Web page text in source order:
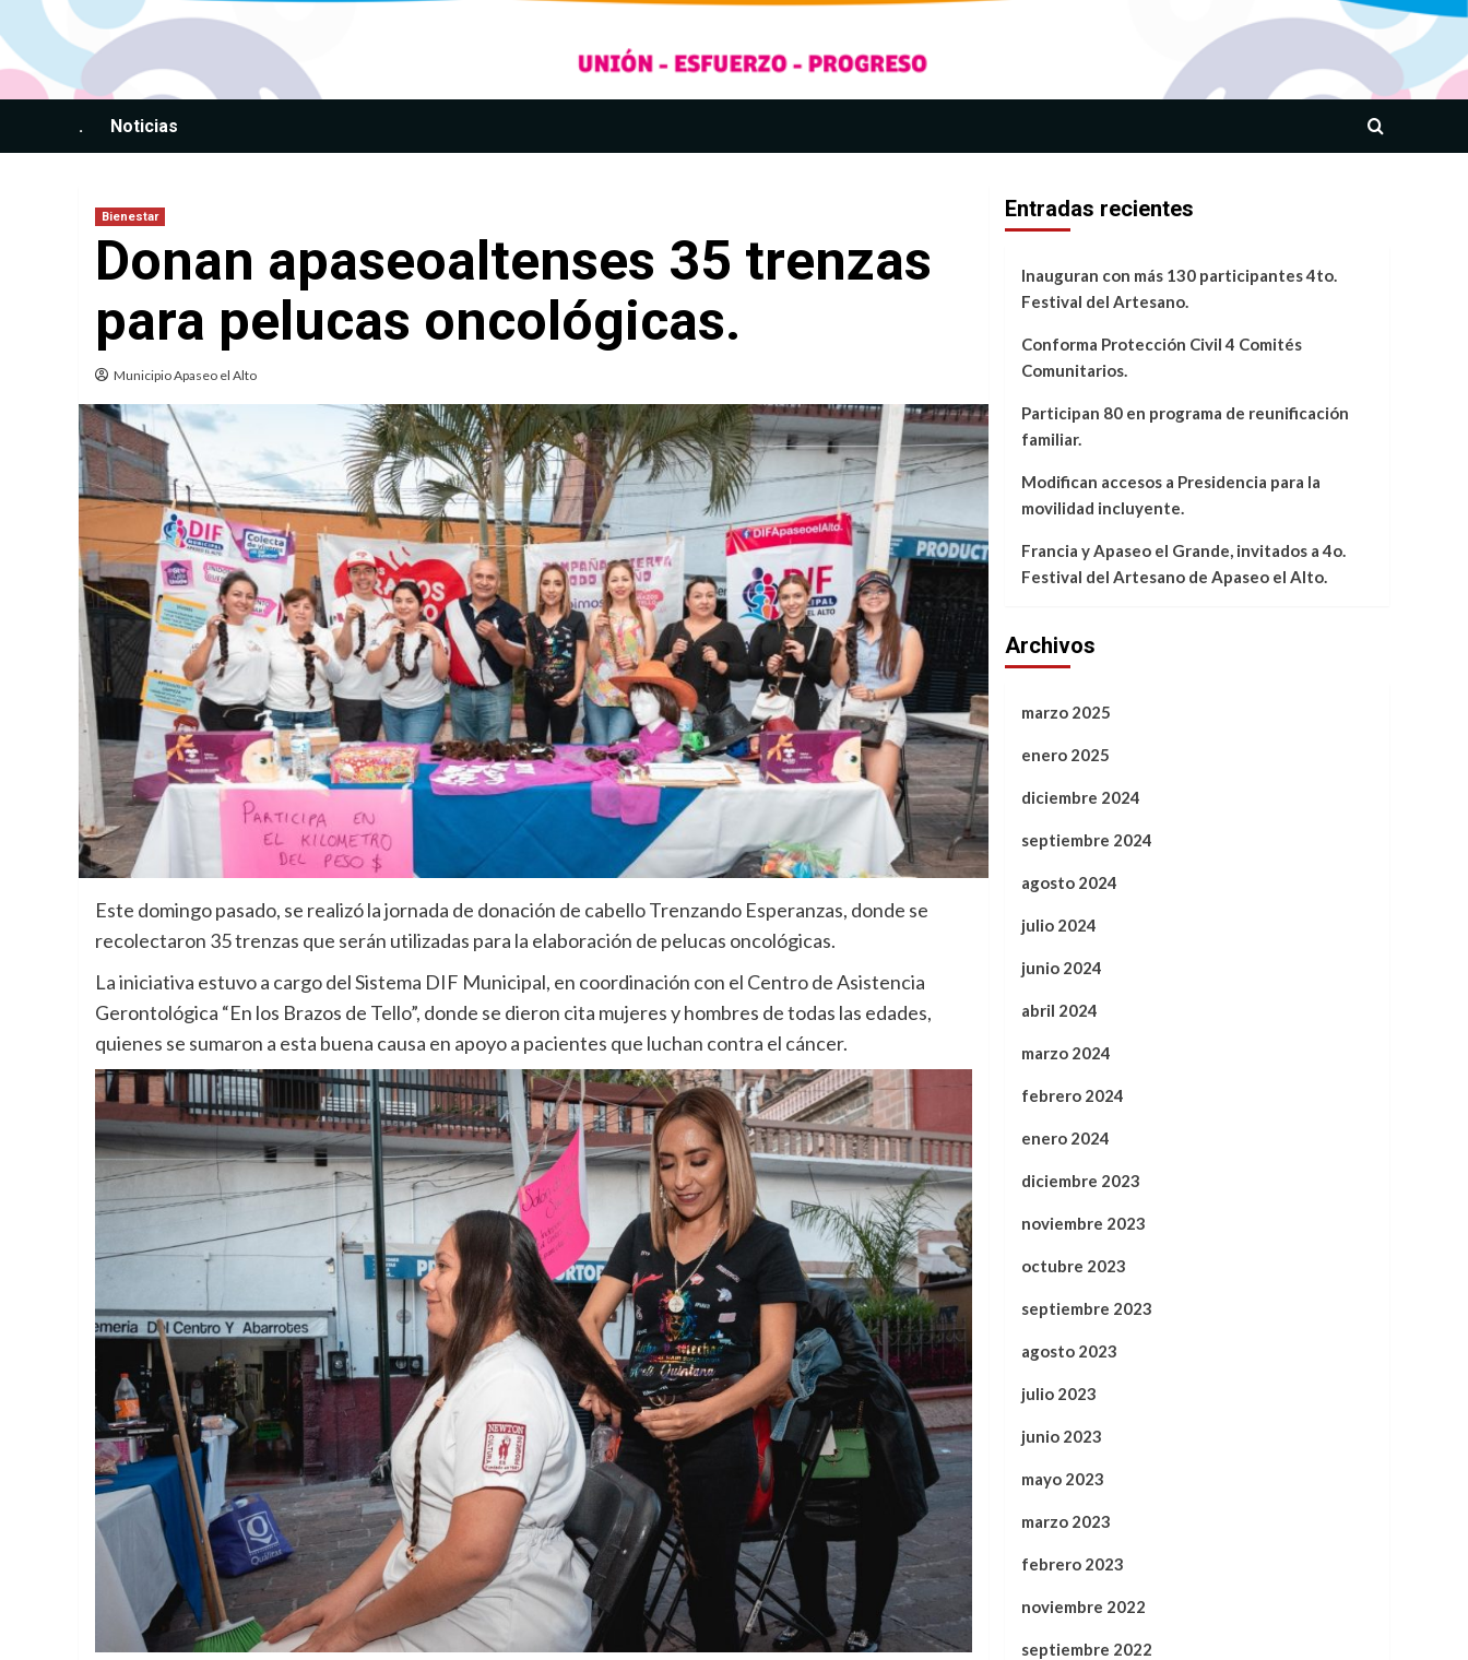
al
contenido
. Noticias
Bienestar
Donan apaseoaltenses 35 trenzas
para pelucas oncológicas.
Municipio Apaseo el Alto
Este domingo pasado, se realizó la jornada de donación de cabello Trenzando Esperanzas, donde se
recolectaron 35 trenzas que serán utilizadas para la elaboración de pelucas oncológicas.
La iniciativa estuvo a cargo del Sistema DIF Municipal, en coordinación con el Centro de Asistencia
Gerontológica “En los Brazos de Tello”, donde se dieron cita mujeres y hombres de todas las edades,
quienes se sumaron a esta buena causa en apoyo a pacientes que luchan contra el cáncer.
Entradas recientes
Inauguran con más 130 participantes 4to.
Festival del Artesano.
Conforma Protección Civil 4 Comités
Comunitarios.
Participan 80 en programa de reunificación
familiar.
Modifican accesos a Presidencia para la
movilidad incluyente.
Francia y Apaseo el Grande, invitados a 4o.
Festival del Artesano de Apaseo el Alto.
Archivos
marzo 2025
enero 2025
diciembre 2024
septiembre 2024
agosto 2024
julio 2024
junio 2024
abril 2024
marzo 2024
febrero 2024
enero 2024
diciembre 2023
noviembre 2023
octubre 2023
septiembre 2023
agosto 2023
julio 2023
junio 2023
mayo 2023
marzo 2023
febrero 2023
noviembre 2022
septiembre 2022